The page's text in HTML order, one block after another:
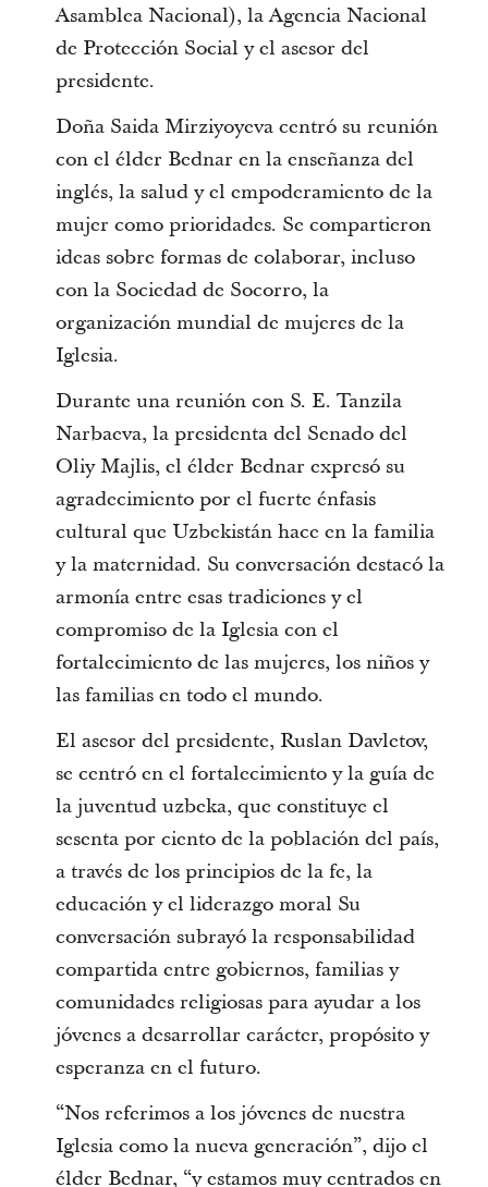
Asamblea Nacional), la Agencia Nacional
de Protección Social y el asesor del
presidente.
Doña Saida Mirziyoyeva centró su reunión
con el élder Bednar en la enseñanza del
inglés, la salud y el empoderamiento de la
mujer como prioridades. Se compartieron
ideas sobre formas de colaborar, incluso
con la Sociedad de Socorro, la
organización mundial de mujeres de la
Iglesia.
Durante una reunión con S. E. Tanzila
Narbaeva, la presidenta del Senado del
Oliy Majlis, el élder Bednar expresó su
agradecimiento por el fuerte énfasis
cultural que Uzbekistán hace en la familia
y la maternidad. Su conversación destacó la
armonía entre esas tradiciones y el
compromiso de la Iglesia con el
fortalecimiento de las mujeres, los niños y
las familias en todo el mundo.
El asesor del presidente, Ruslan Davletov,
se centró en el fortalecimiento y la guía de
la juventud uzbeka, que constituye el
sesenta por ciento de la población del país,
a través de los principios de la fe, la
educación y el liderazgo moral Su
conversación subrayó la responsabilidad
compartida entre gobiernos, familias y
comunidades religiosas para ayudar a los
jóvenes a desarrollar carácter, propósito y
esperanza en el futuro.
“Nos referimos a los jóvenes de nuestra
Iglesia como la nueva generación”, dijo el
élder Bednar, “y estamos muy centrados en